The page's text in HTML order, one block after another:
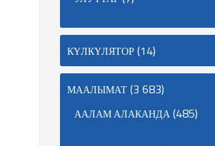
КҮЛКҮЛЯТОР(14)
МААЛЫМАТ(3 683)
ААЛАМ АЛАКАНДА(485)